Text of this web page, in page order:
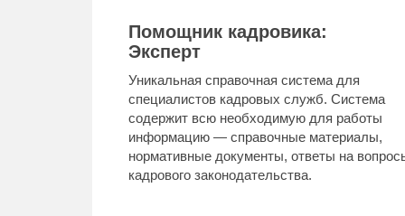
Помощник кадровика:
Эксперт
Уникальная справочная система для
специалистов кадровых служб. Система
содержит всю необходимую для работы
информацию — справочные материалы,
нормативные документы, ответы на
кадрового законодательства.